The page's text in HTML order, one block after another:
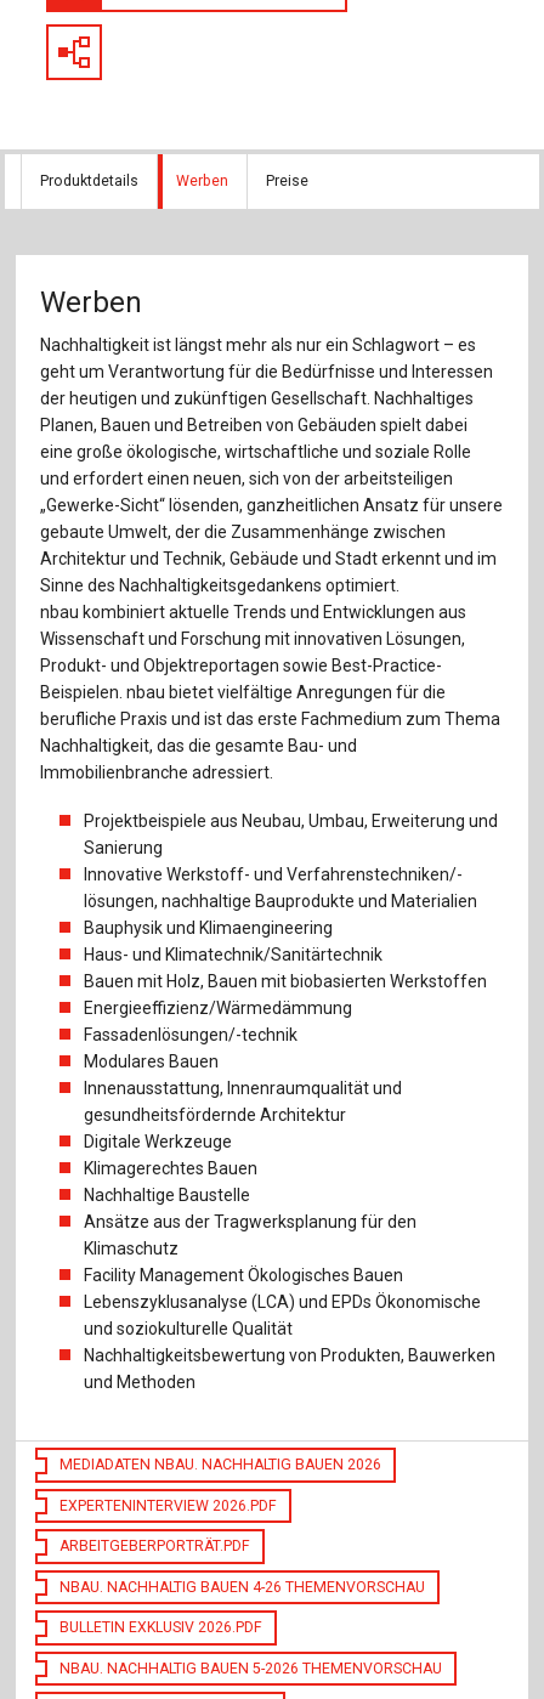
Produktdetails Werben Preise
Werben
Nachhaltigkeit ist längst mehr als nur ein Schlagwort – es
geht um Verantwortung für die Bedürfnisse und Interessen
der heutigen und zukünftigen Gesellschaft. Nachhaltiges
Planen, Bauen und Betreiben von Gebäuden spielt dabei
eine große ökologische, wirtschaftliche und soziale Rolle
und erfordert einen neuen, sich von der arbeitsteiligen
„Gewerke-Sicht“ lösenden, ganzheitlichen Ansatz für unsere
gebaute Umwelt, der die Zusammenhänge zwischen
Architek­tur und Technik, Gebäude und Stadt erkennt und im
Sinne des Nachhaltigkeitsgedankens optimiert.
nbau kombiniert aktuelle Trends und Entwicklungen aus
Wissenschaft und Forschung mit innovativen Lösungen,
Produkt- und Objektreportagen sowie Best-Practice-
Beispielen. nbau bietet vielfältige Anregungen für die
berufliche Praxis und ist das erste Fachmedium zum Thema
Nachhaltigkeit, das die gesamte Bau- und
Immobilienbranche adressiert.
Projektbeispiele aus Neubau, Umbau, Erweiterung und
Sanierung
Innovative Werkstoff- und Verfahrenstechniken/-
lösungen, nachhaltige Bauprodukte und Materialien
Bauphysik und Klimaengineering
Haus- und Klimatechnik/Sanitärtechnik
Bauen mit Holz, Bauen mit biobasierten Werkstoffen
Energieeffizienz/Wärmedämmung
Fassadenlösungen/-technik
Modulares Bauen
Innenausstattung, Innenraumqualität und
gesundheitsfördernde Architektur
Digitale Werkzeuge
Klimagerechtes Bauen
Nachhaltige Baustelle
Ansätze aus der Tragwerksplanung für den
Klimaschutz
Facility Management Ökologisches Bauen
Lebenszyklusanalyse (LCA) und EPDs Ökonomische
und soziokulturelle Qualität
Nachhaltigkeitsbewertung von Produkten, Bauwerken
und Methoden
MEDIADATEN NBAU. NACHHALTIG BAUEN 2026
EXPERTENINTERVIEW 2026.PDF
ARBEITGEBERPORTRÄT.PDF
NBAU. NACHHALTIG BAUEN 4-26 THEMENVORSCHAU
BULLETIN EXKLUSIV 2026.PDF
NBAU. NACHHALTIG BAUEN 5-2026 THEMENVORSCHAU